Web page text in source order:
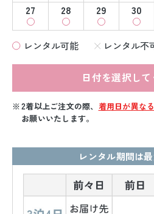
27
28 29 30
レンタル可能 レンタル不
日付を選択し
2着以上ご注文の際、 着用日が異な
お願いいたします。
レンタル期間は